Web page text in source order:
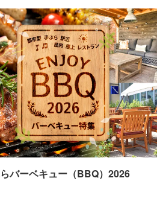
バーベキュー（BBQ）2026